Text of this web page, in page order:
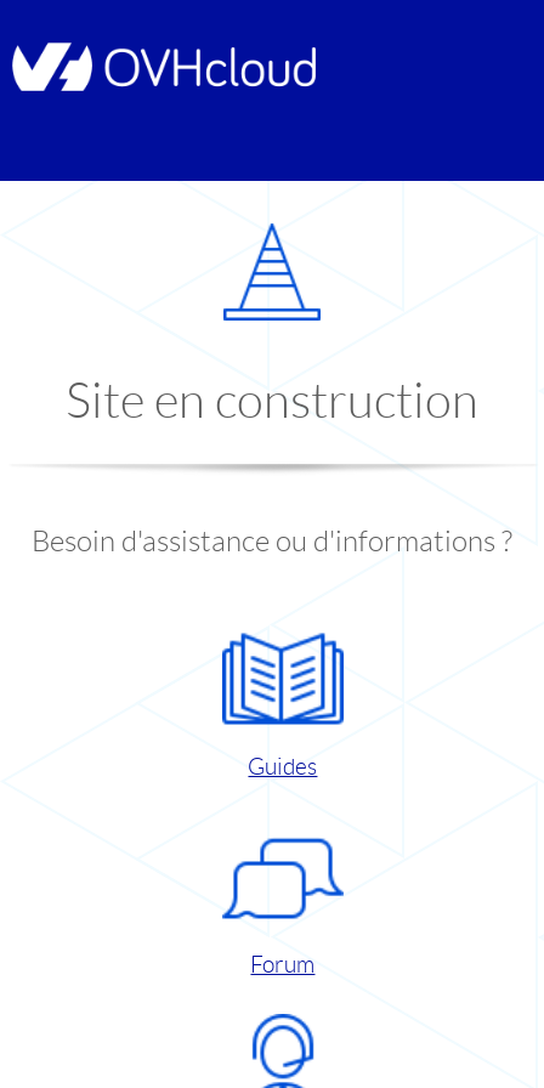
Site en construction
Besoin d'assistance ou d'informations ?
Guides
Forum